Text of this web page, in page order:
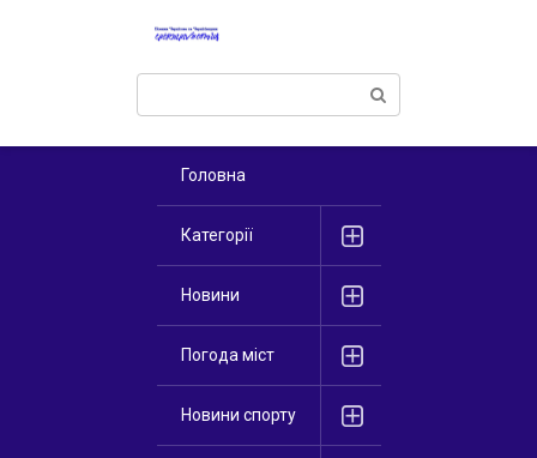
Поиск:
Головна
Категорії
Новини
Погода міст
Новини спорту